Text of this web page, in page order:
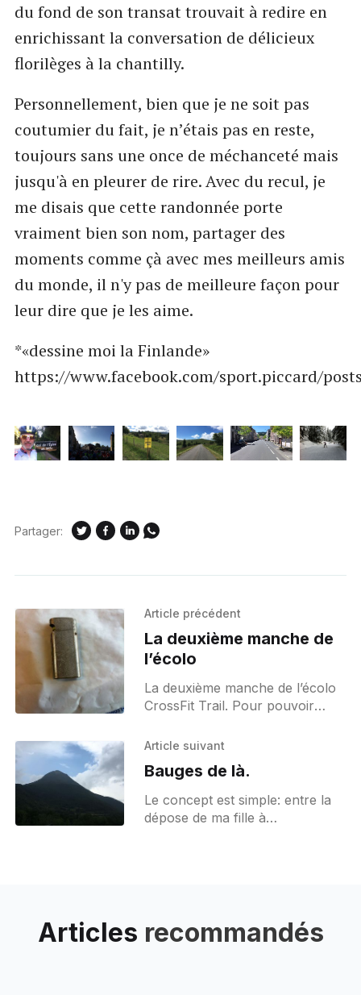
du fond de son transat trouvait à redire en
enrichissant la conversation de délicieux
florilèges à la chantilly.
Personnellement, bien que je ne soit pas
coutumier du fait, je n’étais pas en reste,
toujours sans une once de méchanceté mais
jusqu'à en pleurer de rire. Avec du recul, je
me disais que cette randonnée porte
vraiment bien son nom, partager des
moments comme çà avec mes meilleurs amis
du monde, il n'y pas de meilleure façon pour
leur dire que je les aime.
*«dessine moi la Finlande»
https://www.facebook.com/sport.piccard/
Partager:
Article précédent
La deuxième manche de
l’écolo
La deuxième manche de l’écolo
CrossFit Trail. Pour pouvoir
fierté mais sans réelle
laisser
Article suivant
Bauges de là.
Le concept est simple: entre la
dépose de ma fille à
Articles recommandés